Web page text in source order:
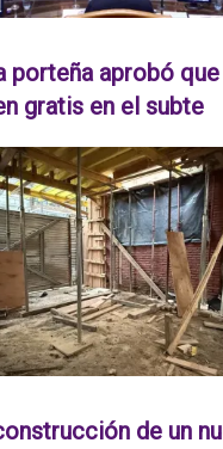
porteña aprobó
gratis en el subte
de un